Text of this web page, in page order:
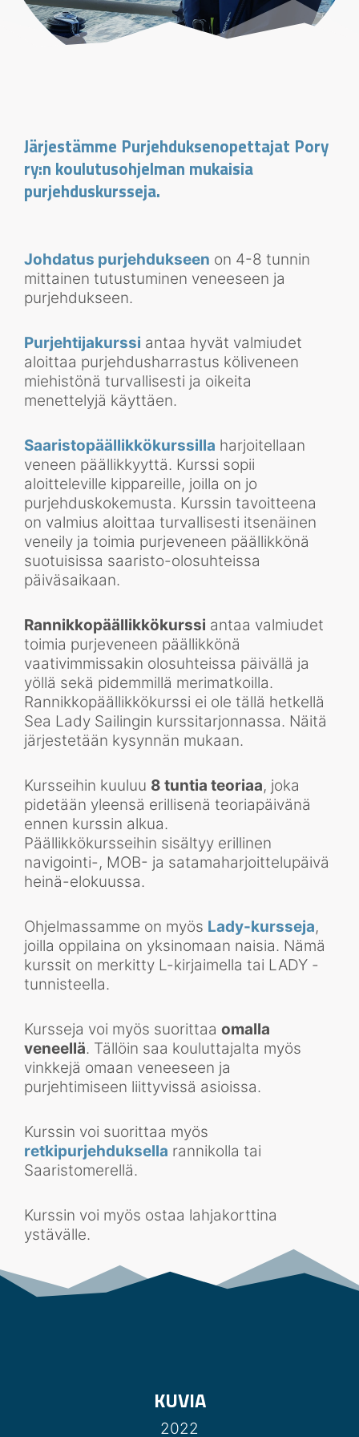
Järjestämme Purjehduksenopettajat Pory
ry:n koulutusohjelman mukaisia
purjehduskursseja.
Johdatus purjehdukseen on 4-8 tunnin
mittainen tutustuminen veneeseen ja
purjehdukseen.
Purjehtijakurssi antaa hyvät valmiudet
aloittaa purjehdusharrastus köliveneen
miehistönä turvallisesti ja oikeita
menettelyjä käyttäen.
Saaristopäällikkökurssilla harjoitellaan
veneen päällikkyyttä. Kurssi sopii
aloitteleville kippareille, joilla on jo
purjehduskokemusta. Kurssin tavoitteena
on valmius aloittaa turvallisesti itsenäinen
veneily ja toimia purjeveneen päällikkönä
suotuisissa saaristo-olosuhteissa
päiväsaikaan.
Rannikkopäällikkökurssi antaa valmiudet
toimia purjeveneen päällikkönä
vaativimmissakin olosuhteissa päivällä ja
yöllä sekä pidemmillä merimatkoilla.
Rannikkopäällikkökurssi ei ole tällä hetkellä
Sea Lady Sailingin kurssitarjonnassa. Näitä
järjestetään kysynnän mukaan.
Kursseihin kuuluu 8 tuntia teoriaa, joka
pidetään yleensä erillisenä teoriapäivänä
ennen kurssin alkua.
Päällikkökursseihin sisältyy erillinen
navigointi-, MOB- ja satamaharjoittelupäivä
heinä-elokuussa.
Ohjelmassamme on myös Lady-kursseja,
joilla oppilaina on yksinomaan naisia. Nämä
kurssit on merkitty L-kirjaimella tai LADY -
tunnisteella.
Kursseja voi myös suorittaa omalla
veneellä. Tällöin saa kouluttajalta myös
vinkkejä omaan veneeseen ja
purjehtimiseen liittyvissä asioissa.
Kurssin voi suorittaa myös
retkipurjehduksella rannikolla tai
Saaristomerellä.
Kurssin voi myös ostaa lahjakorttina
ystävälle.
KUVIA
2022